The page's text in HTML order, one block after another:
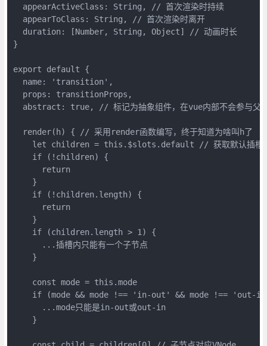
  appearActiveClass: String, // 首次渲染时持续
  appearToClass: String, // 首次渲染时离开
  duration: [Number, String, Object] // 动画时长
}
export default {
  name: 'transition',
  props: transitionProps,
abstract: true, // 标记为抽象组件，在vue内部不会参与父
  render(h) { // 采用render函数编写，终于知道为啥叫h了
let children = this.$slots.default // 获取默认插槽
    if (!children) {
      return
    }
    if (!children.length) {
      return
    }
    if (children.length > 1) {
      ...插槽内只能有一个子节点
    }
    const mode = this.mode
if (mode && mode !== 'in-out' && mode !== 'out-
      ...mode只能是in-out或out-in
    }